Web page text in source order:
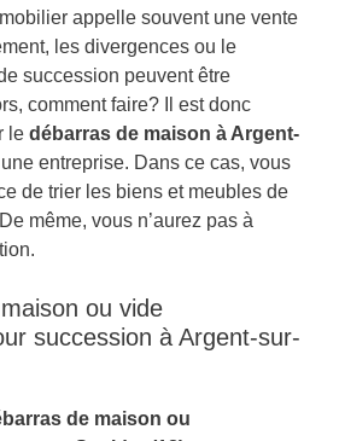
appelle souvent une vente
les divergences ou le
succession peuvent être
comment faire? Il est donc
le débarras de maison à Argent-
entreprise. Dans ce cas, vous
de trier les biens et meubles de
même, vous n’aurez pas à
ou vide
succession à Argent-sur-
de maison ou